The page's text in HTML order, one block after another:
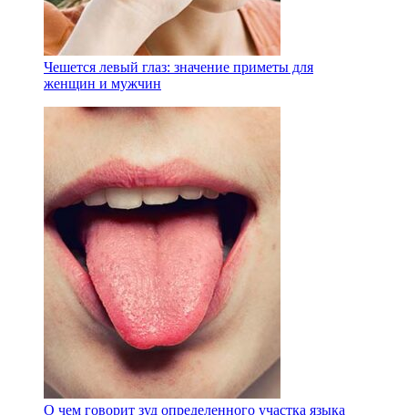
Чешется левый глаз: значение приметы для
женщин и мужчин
О чем говорит зуд определенного участка языка